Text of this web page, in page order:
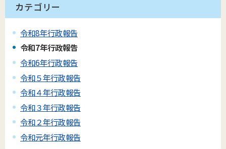
カテゴリー
令和8年行政報告
令和7年行政報告
令和6年行政報告
令和５年行政報告
令和４年行政報告
令和３年行政報告
令和２年行政報告
令和元年行政報告